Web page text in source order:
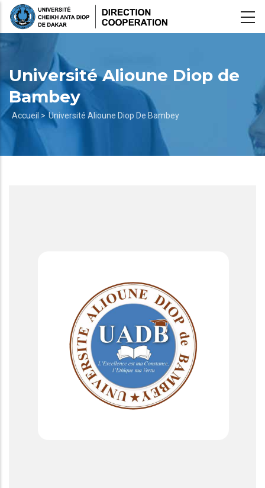
Aller
Université Alioune Diop de
Bambey
Fil
d'Ariane
Accueil > Université Alioune Diop De Bambey